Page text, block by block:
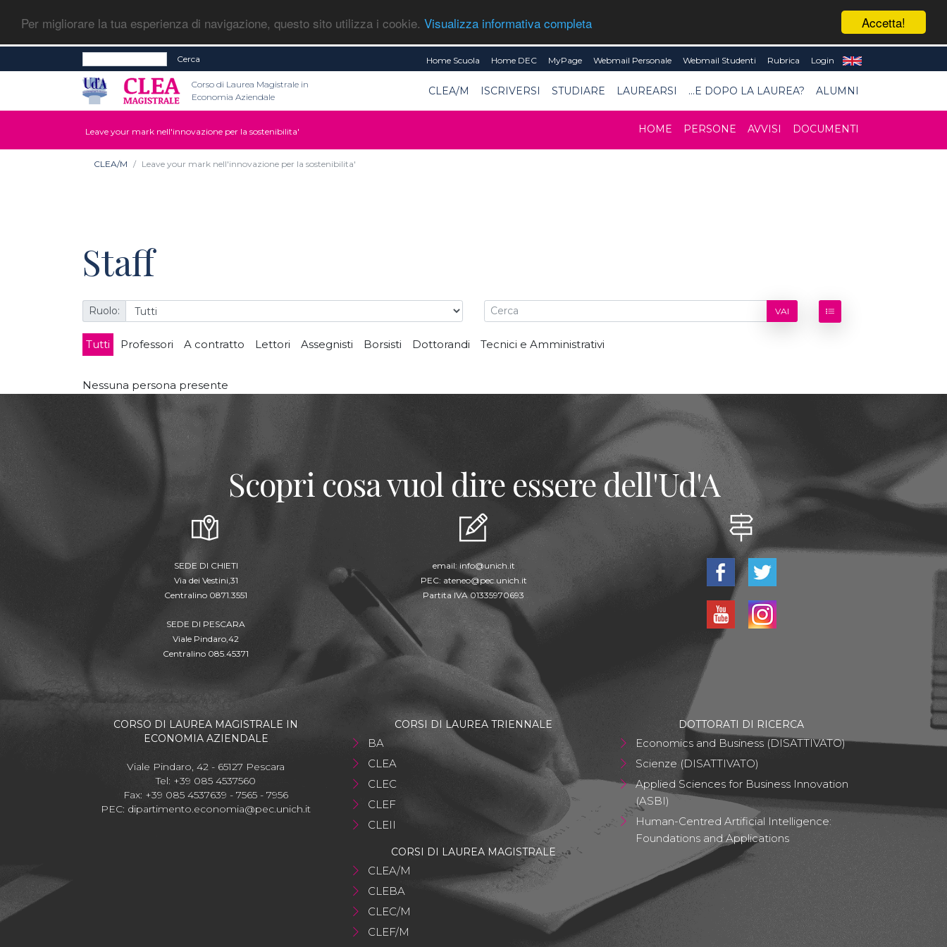
Accetta!
Per migliorare la tua esperienza di navigazione, questo sito utilizza i cookie. Visualizza informativa completa
Cerca Home Scuola Home DEC MyPage Webmail Personale Webmail Studenti Rubrica Login
Corso di Laurea Magistrale in
Economia Aziendale
CLEA/M ISCRIVERSI STUDIARE LAUREARSI ...E DOPO LA LAUREA? ALUMNI
Leave your mark nell'innovazione per la sostenibilita' HOME PERSONE AVVISI DOCUMENTI
CLEA/M Leave your mark nell'innovazione per la sostenibilita'
Staff
Ruolo: VAI
Tutti Professori A contratto Lettori Assegnisti Borsisti Dottorandi Tecnici e Amministrativi
Nessuna persona presente
Scopri cosa vuol dire essere dell'Ud'A
SEDE DI CHIETI
Via dei Vestini,31
Centralino 0871.3551
SEDE DI PESCARA
Viale Pindaro,42
Centralino 085.45371
email:info@unich.it
PEC: ateneo@pec.unich.it
Partita IVA 01335970693
CORSO DI LAUREA MAGISTRALE IN
ECONOMIA AZIENDALE
Viale Pindaro, 42 - 65127 Pescara
Tel: +39 085 4537560
Fax: +39 085 4537639 - 7565 - 7956
PEC: dipartimento.economia@pec.unich.it
CORSI DI LAUREA TRIENNALE
BA
CLEA
CLEC
CLEF
CLEII
CORSI DI LAUREA MAGISTRALE
CLEA/M
CLEBA
CLEC/M
CLEF/M
DOTTORATI DI RICERCA
Economics and Business (DISATTIVATO)
Scienze (DISATTIVATO)
Applied Sciences for Business Innovation
(ASBI)
Human-Centred Artificial Intelligence:
Foundations and Applications